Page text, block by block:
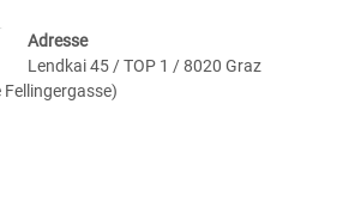
Adresse
Lendkai 45 / TOP 1 / 8020 Graz
Fellingergasse)